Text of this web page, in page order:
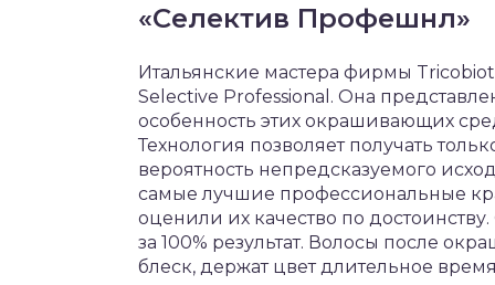
«Селектив Профешнл»
Итальянские мастера фирмы
Selective Professional. Она
особенность этих окрашивающих
Технология позволяет получать
вероятность непредсказуемого
самые лучшие профессиональные
оценили их качество по
за 100% результат. Волосы после
блеск, держат цвет длительное